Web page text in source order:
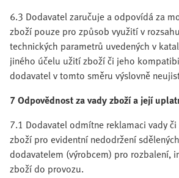
6.3 Dodavatel zaručuje a odpovídá za
zboží pouze pro způsob využití v
technických parametrů uvedených v
jiného účelu užití zboží či jeho
dodavatel v tomto směru výslovně
7 Odpovědnost za vady zboží a její
7.1 Dodavatel odmítne reklamaci vady
zboží pro evidentní nedodržení
dodavatelem (výrobcem) pro rozbalení,
zboží do provozu.